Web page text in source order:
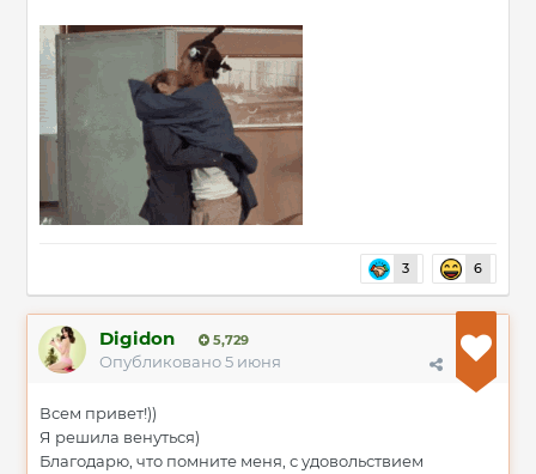
3 6
Digidon 5,729
Опубликовано5 июня
Всем привет!))
Я решила венуться)
Благодарю, что помните меня, с удовольствием